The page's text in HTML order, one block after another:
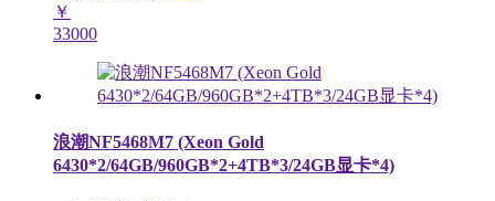
￥
33000
浪潮NF5468M7 (Xeon Gold
6430*2/64GB/960GB*2+4TB*3/24GB显卡*4)